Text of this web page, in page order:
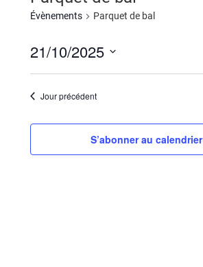
Évènements Parquet de bal
21/10/2025
Sélectionnez
uneJour précédent
S’abonner au calendrier